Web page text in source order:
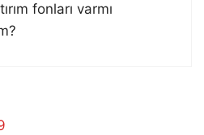
fonları varmı